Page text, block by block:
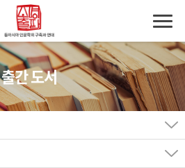
출간 도서